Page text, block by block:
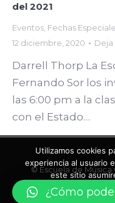
del 2021
Eventos Fechas
12 diciembre, 2020
Darrell Thorp La
Fernando Sor los
las 6:00 pm a la
con el Estado…
© Escuela de Música
¿Cómo
Utilizamos cookies
experiencia al usuario
este sitio